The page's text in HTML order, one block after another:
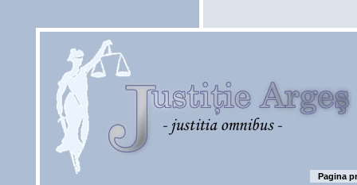
Pagina